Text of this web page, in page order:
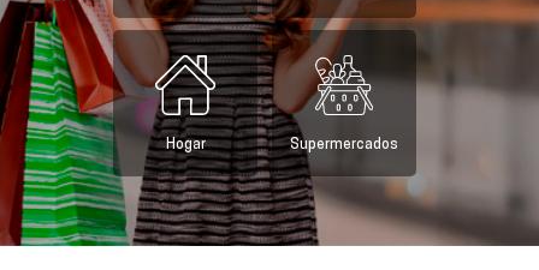
Hogar Supermercados